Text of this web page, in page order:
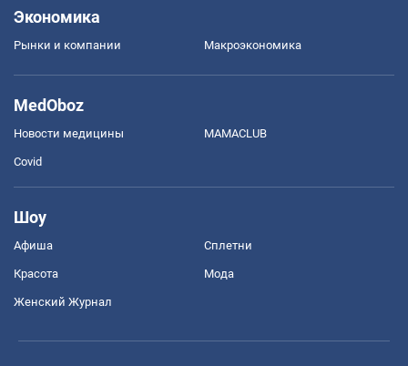
Экономика
Рынки и компании Mакроэкономика
MedOboz
Новости медицины MAMACLUB
Covid
Шоу
Афиша Сплетни
Красота Мода
Женский Журнал